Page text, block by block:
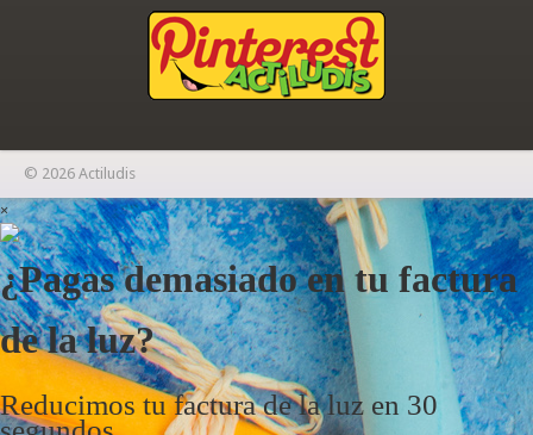
© 2026 Actiludis
×
¿Pagas demasiado en tu factura
de la luz?
Reducimos tu factura de la luz en 30